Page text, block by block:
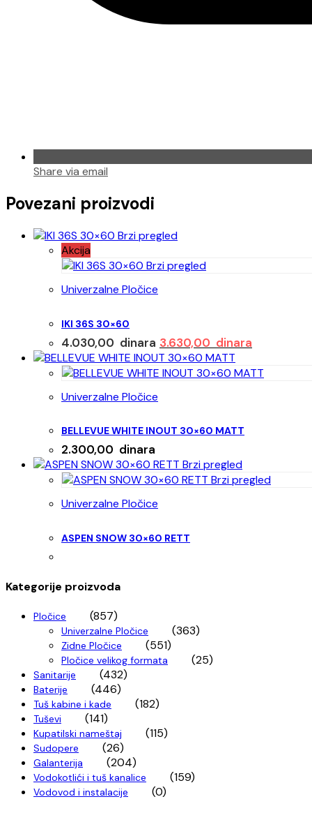
Share via email
Povezani proizvodi
Brzi pregled
Akcija
Brzi pregled
Univerzalne Pločice
IKI 36S 30×60
4.030,00 dinara Originalna
cena
je
3.630,00 dinara
je:
Univerzalne Pločice
BELLEVUE WHITE INOUT 30×60 MATT
2.300,00 dinara
Brzi pregled
Brzi pregled
Univerzalne Pločice
ASPEN SNOW 30×60 RETT
Kategorije proizvoda
Pločice (857)
Univerzalne Pločice (363)
Zidne Pločice (551)
Pločice velikog formata (25)
Sanitarije (432)
Baterije (446)
Tuš kabine i kade (182)
Tuševi (141)
Kupatilski nameštaj (115)
Sudopere (26)
Galanterija (204)
Vodokotlići i tuš kanalice (159)
Vodovod i instalacije (0)